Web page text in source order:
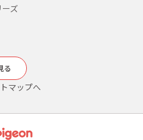
ズ
る
マップへ